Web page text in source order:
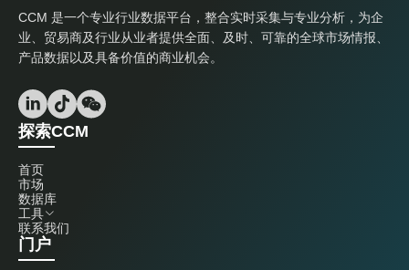
CCM 是一个专业行业数据平台，整合实时采集与专业分析，为企
业、贸易商及行业从业者提供全面、及时、可靠的全球市场情报、
产品数据以及具备价值的商业机会。
探索CCM
首页
市场
数据库
工具
联系我们
门户